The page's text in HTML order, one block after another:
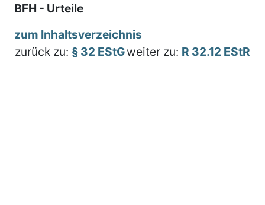
BFH - Urteile
zum Inhaltsverzeichnis
zurück zu: § 32 EStGweiter zu: R 32.12 EStR